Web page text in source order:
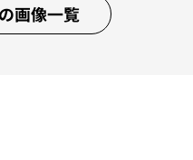
画像一覧